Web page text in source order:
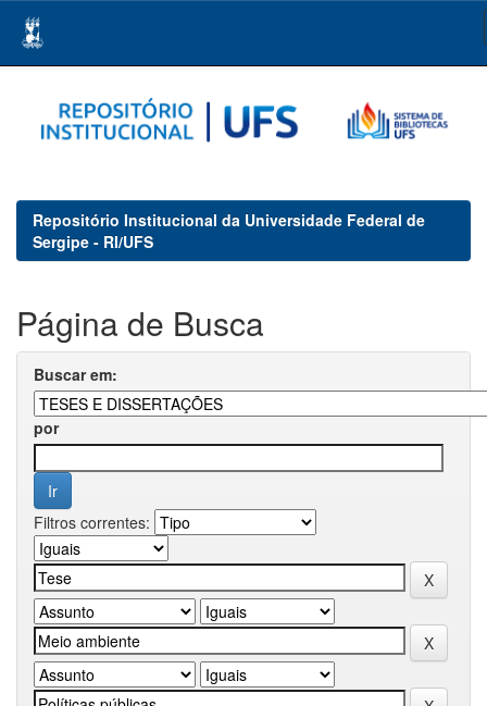
navigation
Repositório Institucional da Universidade Federal de
Sergipe - RI/UFS
Página de Busca
Buscar em:
por
Filtros correntes: